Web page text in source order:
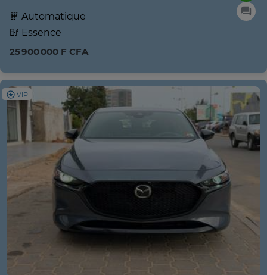
Automatique
Essence
25 900 000 F CFA
VIP